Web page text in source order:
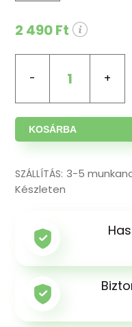
2 490 Ft
1
KOSÁRBA
SZÁLLÍTÁS: 3-5
Készleten